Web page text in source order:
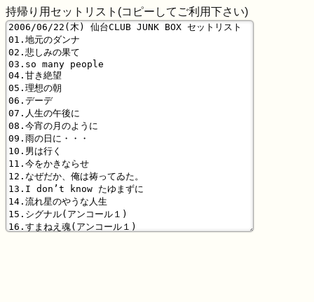
持帰り用セットリスト(コピーしてご利用下さい)